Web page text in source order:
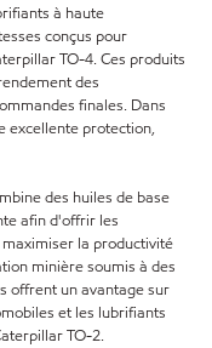
à haute
conçus pour
TO-4. Ces produits
des
finales. Dans
excellente protection,
des huiles de base
afin d'offrir les
la productivité
minière soumis à des
offrent un avantage sur
et les lubrifiants
TO-2.